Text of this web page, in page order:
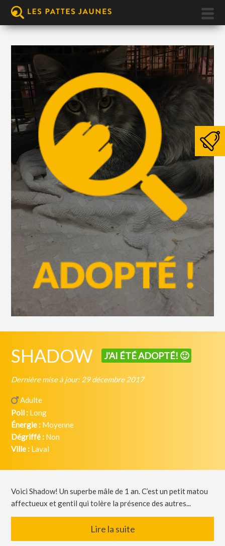
SHADOW J'AI ÉTÉ ADOPTÉ! 🙂
Dernière mise à jour: 29 décembre 2017
Adulte
Poil : Long
Énergie : Moyenne
Dégriffé : Non
Ville : Laval
Voici Shadow! Un superbe mâle de 1 an. C’est un petit matou
affectueux et gentil qui tolère la présence des autres...
Lire la suite